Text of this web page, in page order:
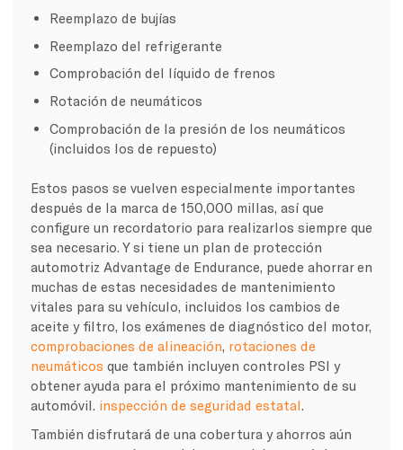
Reemplazo de bujías
Reemplazo del refrigerante
Comprobación del líquido de frenos
Rotación de neumáticos
Comprobación de la presión de los neumáticos
(incluidos los de repuesto)
Estos pasos se vuelven especialmente importantes
después de la marca de 150,000 millas, así que
configure un recordatorio para realizarlos siempre que
sea necesario. Y si tiene un plan de protección
automotriz Advantage de Endurance, puede ahorrar en
muchas de estas necesidades de mantenimiento
vitales para su vehículo, incluidos los cambios de
aceite y filtro, los exámenes de diagnóstico del motor,
comprobaciones de alineación, rotaciones de
neumáticos que también incluyen controles PSI y
obtener ayuda para el próximo mantenimiento de su
automóvil. inspección de seguridad estatal.
También disfrutará de una cobertura y ahorros aún